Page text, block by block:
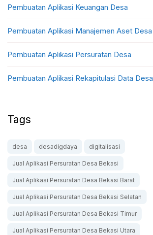
Pembuatan Aplikasi Keuangan Desa
Pembuatan Aplikasi Manajemen Aset Desa
Pembuatan Aplikasi Persuratan Desa
Pembuatan Aplikasi Rekapitulasi Data Desa
Tags
desa desadigdaya digitalisasi
Jual Aplikasi Persuratan Desa Bekasi
Jual Aplikasi Persuratan Desa Bekasi Barat
Jual Aplikasi Persuratan Desa Bekasi Selatan
Jual Aplikasi Persuratan Desa Bekasi Timur
Jual Aplikasi Persuratan Desa Bekasi Utara